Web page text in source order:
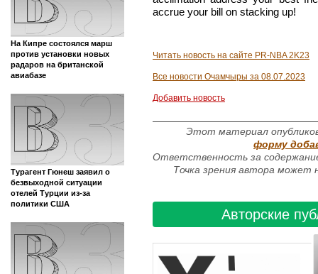
На Кипре состоялся марш
против установки новых
радаров на британской
авиабазе
Турагент Гюнеш заявил о
безвыходной ситуации
отелей Турции из-за
политики США
accrue your bill on stacking up!
Читать новость на сайте PR-NBA 2K23
Все новости Очамчыры за 08.07.2023
Добавить новость
Этот материал
форму
Ответственность за
Точка зрения автора может
Авторские